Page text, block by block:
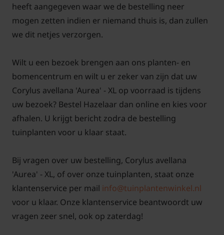
heeft aangegeven waar we de bestelling neer
mogen zetten indien er niemand thuis is, dan zullen
we dit netjes verzorgen.
Wilt u een bezoek brengen aan ons planten- en
bomencentrum en wilt u er zeker van zijn dat uw
Corylus avellana 'Aurea' - XL op voorraad is tijdens
uw bezoek? Bestel Hazelaar dan online en kies voor
afhalen. U krijgt bericht zodra de bestelling
tuinplanten voor u klaar staat.
Bij vragen over uw bestelling, Corylus avellana
'Aurea' - XL, of over onze tuinplanten, staat onze
klantenservice per mail info@tuinplantenwinkel.nl
voor u klaar. Onze klantenservice beantwoordt uw
vragen zeer snel, ook op zaterdag!